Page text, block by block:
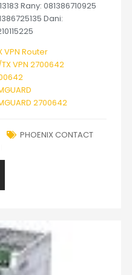
Rany: 081386710925
Dani:
VPN Router
TX VPN 2700642
2700642
PHOENIX CONTACT